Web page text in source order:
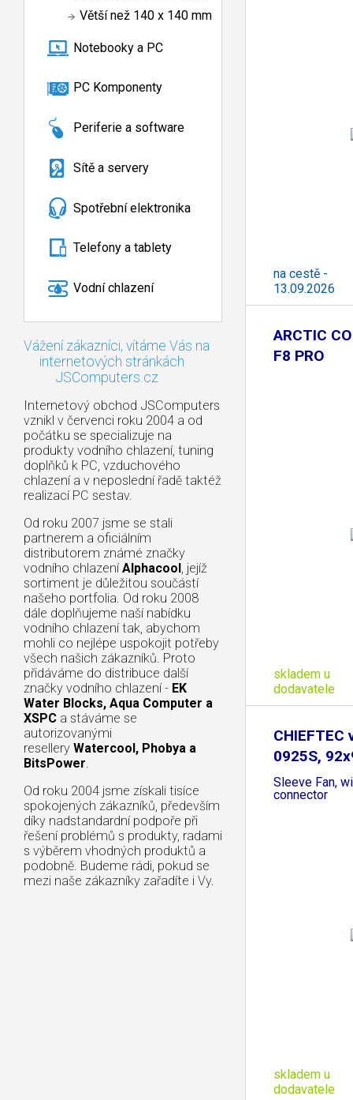
Větší než 140 x 140 mm
Notebooky a PC
PC Komponenty
Periferie a software
Sítě a servery
Spotřební elektronika
Telefony a tablety
Vodní chlazení
Vážení zákazníci, vítáme Vás na
internetových stránkách
JSComputers.cz
Internetový obchod JSComputers
vznikl v červenci roku 2004 a od
počátku se specializuje na
produkty vodního chlazení, tuning
doplňků k PC, vzduchového
chlazení a v neposlední řadě taktéž
realizací PC sestav.
Od roku 2007 jsme se stali
partnerem a oficiálním
distributorem známé značky
vodního chlazení Alphacool, jejíž
sortiment je důležitou součástí
našeho portfolia. Od roku 2008
dále doplňujeme naší nabídku
vodního chlazení tak, abychom
mohli co nejlépe uspokojit potřeby
všech našich zákazníků. Proto
přidáváme do distribuce další
značky vodního chlazení - EK
Water Blocks, Aqua Computer a
XSPC a stáváme se
autorizovanými
resellery Watercool, Phobya a
BitsPower.
Od roku 2004 jsme získali tisíce
spokojených zákazníků, především
díky nadstandardní podpoře při
řešení problémů s produkty, radami
s výběrem vhodných produktů a
podobně. Budeme rádi, pokud se
mezi naše zákazníky zařadíte i Vy.
na cestě -
13.09.2026
ARCTIC
F8 PRO
skladem u
dodavatele
CHIEFTEC
0925S,
Sleeve Fan,
connector
skladem u
dodavatele